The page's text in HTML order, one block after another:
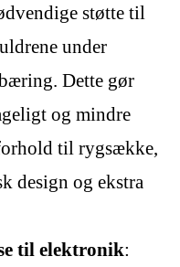
støtte til
under
Dette gør
og mindre
til rygsække,
design og ekstra
til elektronik: